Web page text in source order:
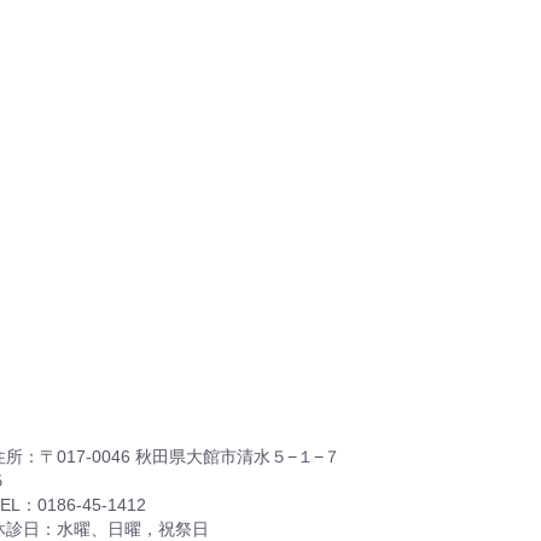
所：〒017-0046 秋田県大館市清水５−１−７
：0186-45-1412
診日：水曜、日曜，祝祭日